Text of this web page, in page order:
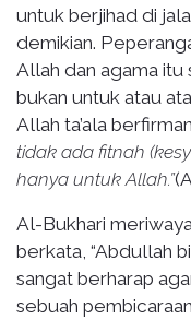
untuk berjihad di
demikian.
Allah dan agama itu
bukan untuk atau
Allah ta’ala berfirman,
tidak ada fitnah
hanya untuk Allah.”
Al-Bukhari
berkata, “Abdullah
sangat berharap
sebuah